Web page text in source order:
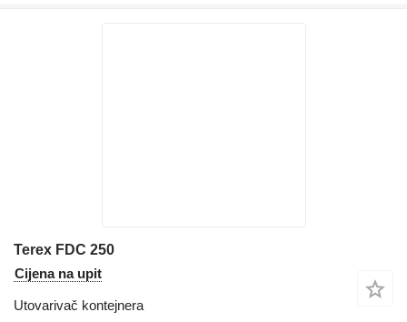
Terex FDC 250
Cijena na upit
Utovarivač kontejnera